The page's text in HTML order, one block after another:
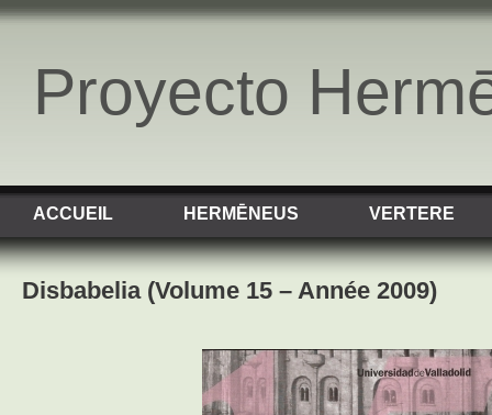
Proyecto
ACCUEIL HERMĒNEUS VERTERE
Disbabelia (Volume 15 – Année 2009)